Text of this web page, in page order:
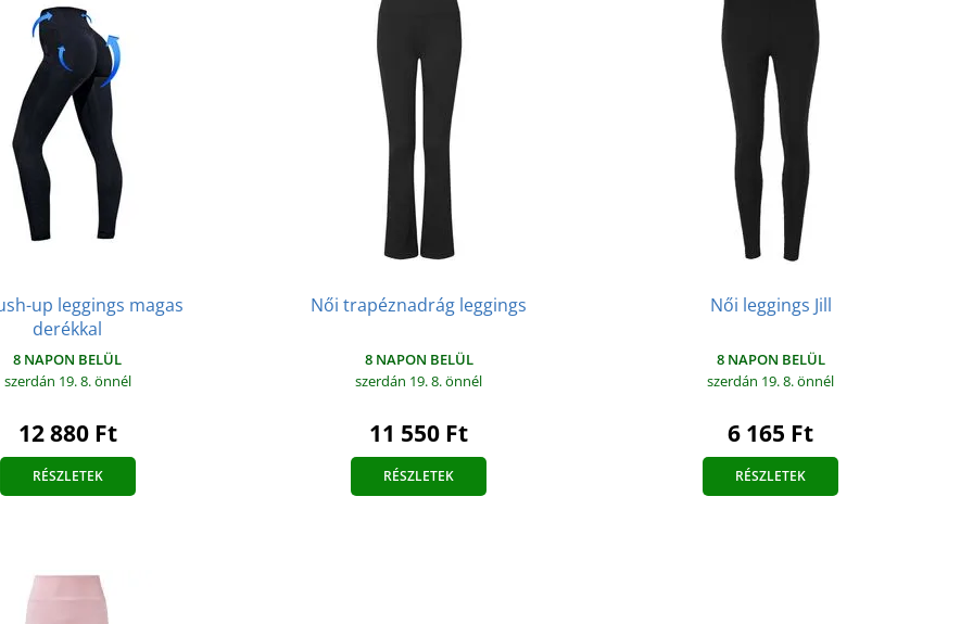
up leggings magas
derékkal
8 NAPON BELÜL
szerdán 19. 8.önnél
12 880 Ft
RÉSZLETEK
Női trapéznadrág leggings
8 NAPON BELÜL
szerdán 19. 8.önnél
11 550 Ft
RÉSZLETEK
Női leggings Jill
8 NAPON BELÜL
szerdán 19. 8.önnél
6 165 Ft
RÉSZLETEK